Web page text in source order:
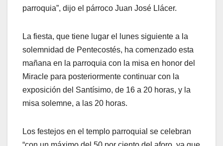
parroquia”, dijo el párroco Juan José Llácer.
La fiesta, que tiene lugar el lunes siguiente a la
solemnidad de Pentecostés, ha comenzado esta
mañana en la parroquia con la misa en honor del
Miracle para posteriormente continuar con la
exposición del Santísimo, de 16 a 20 horas, y la
misa solemne, a las 20 horas.
Los festejos en el templo parroquial se celebran